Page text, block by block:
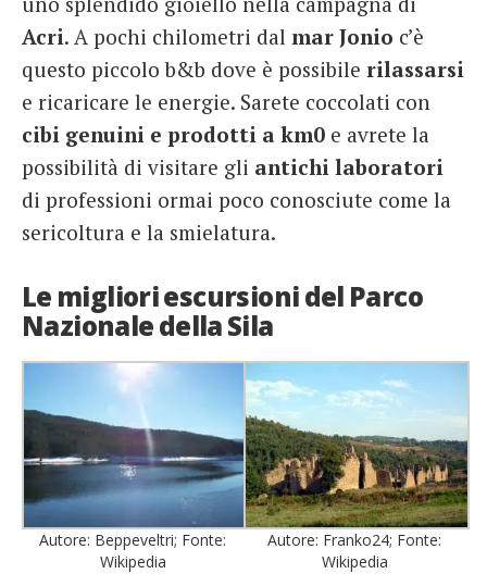
Acri. A pochi chilometri dal mar Jonio c’è
questo piccolo b&b dove è possibile rilassarsi
e ricaricare le energie. Sarete coccolati con
cibi genuini e prodotti a km0 e avrete la
possibilità di visitare gli antichi laboratori
di professioni ormai poco conosciute come la
sericoltura e la smielatura.
Le migliori escursioni del Parco
Nazionale della Sila
Autore: Beppeveltri; Fonte:
Wikipedia
Autore: Franko24; Fonte:
Wikipedia